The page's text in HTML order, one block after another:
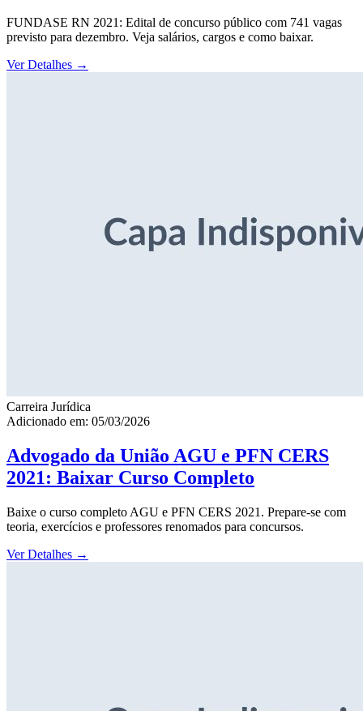
FUNDASE RN 2021: Edital de concurso público com 741 vagas
previsto para dezembro. Veja salários, cargos e como baixar.
Ver Detalhes →
Carreira Jurídica
Adicionado em: 05/03/2026
Advogado da União AGU e PFN CERS
2021: Baixar Curso Completo
Baixe o curso completo AGU e PFN CERS 2021. Prepare-se com
teoria, exercícios e professores renomados para concursos.
Ver Detalhes →